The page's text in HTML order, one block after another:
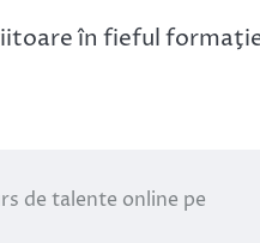
în fieful
de talente online pe